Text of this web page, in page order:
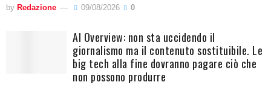
by Redazione 09/08/2026 0
AI Overview: non sta uccidendo il
giornalismo ma il contenuto sostituibile. Le
big tech alla fine dovranno pagare ciò che
non possono produrre